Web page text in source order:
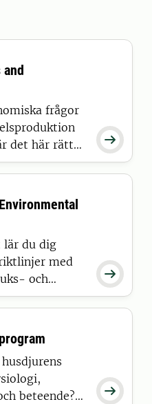

frågor
det här rätt

lär du dig
med
och

beteende?